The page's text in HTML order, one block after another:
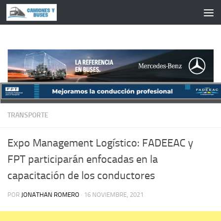
Saltar al contenido
TRANSPORTE
Expo Management Logístico: FADEEAC y
FPT participarán enfocadas en la
capacitación de los conductores
POR JONATHAN ROMERO · 16 NOVIEMBRE, 2021